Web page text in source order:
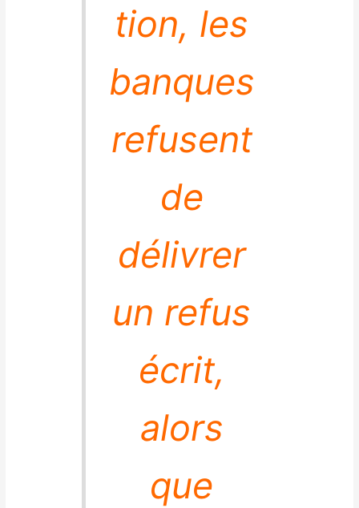
tion, les
banques
refusent
de
délivrer
un refus
écrit,
alors
que